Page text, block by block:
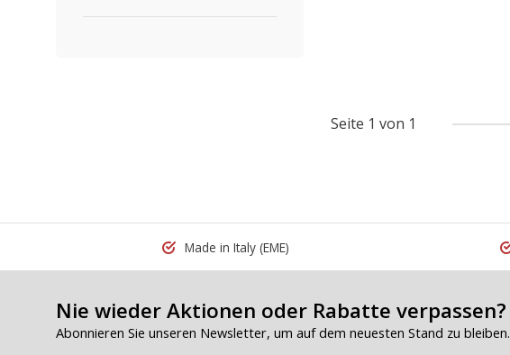
Seite 1 von 1
Made in Italy (EME)
Nie wieder Aktionen oder Rabatte verpassen?
Abonnieren Sie unseren Newsletter, um auf dem neuesten Stand zu bleiben.